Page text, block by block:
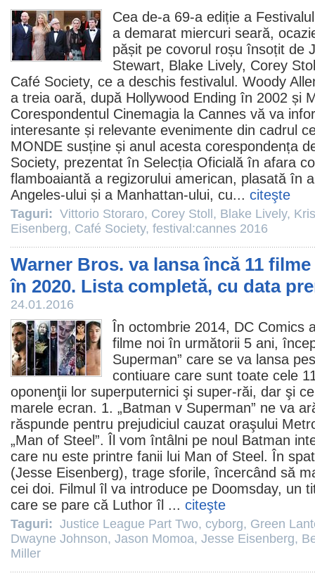
Cea de-a 69-a ediție a
a demarat miercuri seară,
pășit pe covorul roșu însoțit de
Stewart, Blake Lively, Corey
Café Society, ce a deschis festivalul. Woody
a treia oară, după Hollywood Ending în 2002 și
Corespondentul Cinemagia la Cannes vă va
interesante și relevante evenimente din cadrul
MONDE susține și anul acesta corespondența
Society, prezentat în Selecția Oficială în afara
flamboaiantă a regizorului american, plasată în
Angeles-ului și a Manhattan-ului, cu... citeşte
Taguri: Vittorio Storaro, Corey Stoll , Blake Lively,
Eisenberg, Café Society, festival:cannes 2016
Warner Bros. va lansa încă 11
în 2020. Lista completă, cu data
24.01.2016
În octombrie 2014, DC Comics
filme noi în următorii 5 ani,
Superman” care se va lansa
contiuare care sunt toate cele
oponenţii lor superputernici şi super-răi, dar şi
marele ecran. 1. „Batman v Superman” ne va
răspunde pentru prejudiciul cauzat oraşului
„Man of Steel”. Îl vom întâlni pe noul Batman
care nu este printre fanii lui Man of Steel. În
(Jesse Eisenberg), trage sforile, încercând să
cei doi. Filmul îl va introduce pe Doomsday, un
care se pare că Luthor îl ... citeşte
Taguri: Justice League Part Two, cyborg, Green
Dwayne Johnson, Jason Momoa, Jesse Eisenberg,
Miller